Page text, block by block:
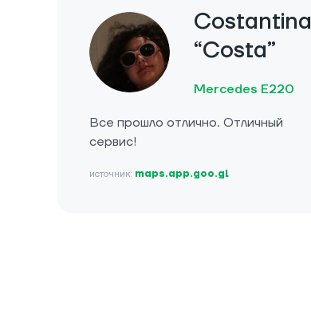
Costantina
“Costa”
Mercedes E220
Все прошло отлично. Отличный
сервис!
источник: maps.app.goo.gl